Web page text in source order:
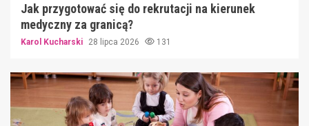
Jak przygotować się do rekrutacji na kierunek
medyczny za granicą?
Karol Kucharski 28 lipca 2026 131